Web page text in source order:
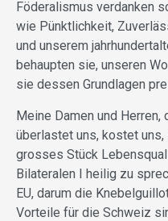
Föderalismus verdanken
wie Pünktlichkeit,
und unserem
behaupten sie, unseren
sie dessen Grundlagen
Meine Damen und
überlastet uns, kostet
grosses Stück
Bilateralen I heilig zu
EU, darum die
Vorteile für die Schweiz